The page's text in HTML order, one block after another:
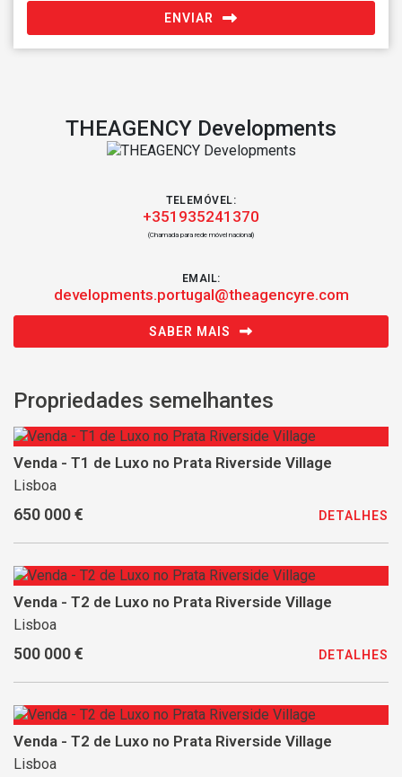
ENVIAR
THEAGENCY Developments
TELEMÓVEL:
+351935241370
(Chamada para rede móvel nacional)
EMAIL:
developments.portugal@theagencyre.com
SABER MAIS
Propriedades semelhantes
Venda - T1 de Luxo no Prata Riverside Village
Lisboa
650 000 € DETALHES
Venda - T2 de Luxo no Prata Riverside Village
Lisboa
500 000 € DETALHES
Venda - T2 de Luxo no Prata Riverside Village
Lisboa